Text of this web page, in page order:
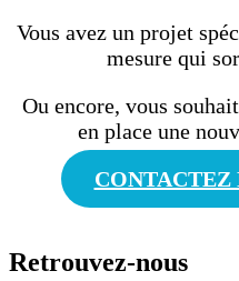
Vous avez un projet
mesure qui
Ou encore, vous
en place une
CONTACTEZ
Retrouvez-nous